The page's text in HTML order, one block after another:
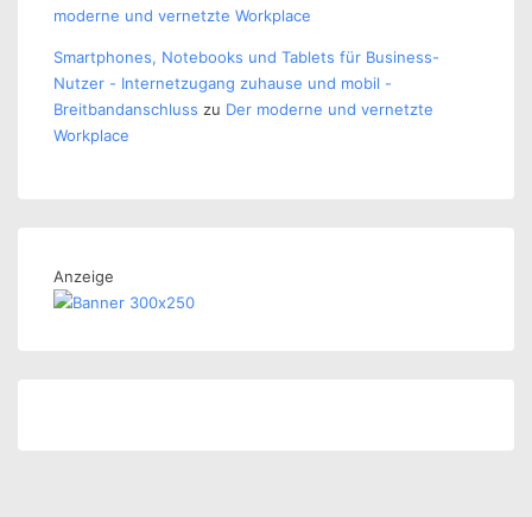
moderne und vernetzte Workplace
Smartphones, Notebooks und Tablets für Business-
Nutzer - Internetzugang zuhause und mobil -
Breitbandanschluss zu Der moderne und vernetzte
Workplace
Anzeige